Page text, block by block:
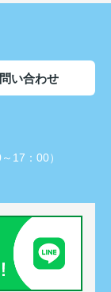
い合わせ
17：00）